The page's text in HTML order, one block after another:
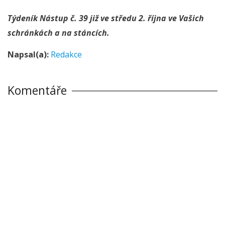
Týdeník Nástup č. 39 již ve středu 2. října ve Vašich
schránkách a na stáncích.
Napsal(a): Redakce
Komentáře